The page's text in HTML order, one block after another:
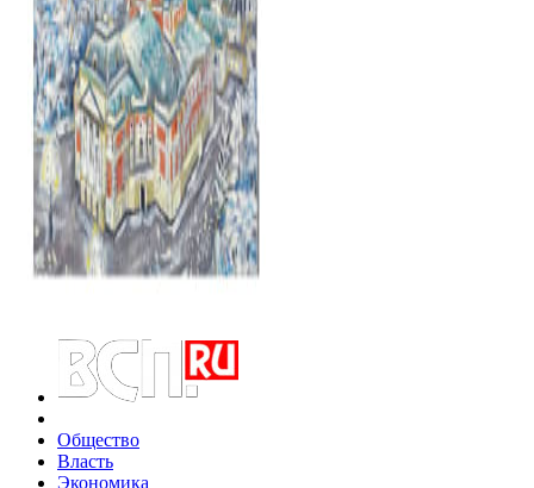
Общество
Власть
Экономика